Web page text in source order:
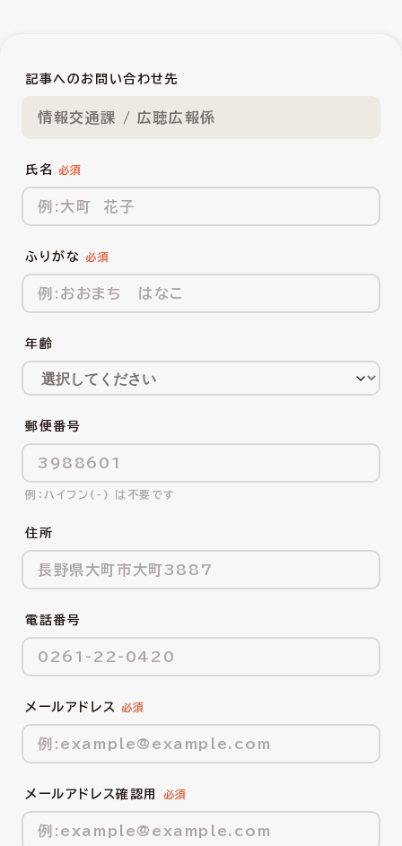
記事へのお問い合わせ先
情報交通課 / 広聴広報係
氏名
ふりがな
年齢
郵便番号
ハイフン(-) は不要です
住所
電話番号
メールアドレス
メールアドレス確認用